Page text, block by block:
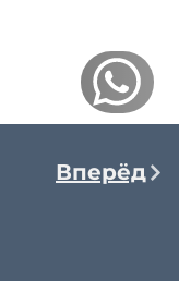
Вперёд